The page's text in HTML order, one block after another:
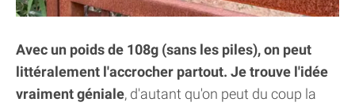
Avec un poids de 108g (sans les piles), on peut
littéralement l'accrocher partout. Je trouve l'idée
vraiment géniale, d'autant qu'on peut du coup la